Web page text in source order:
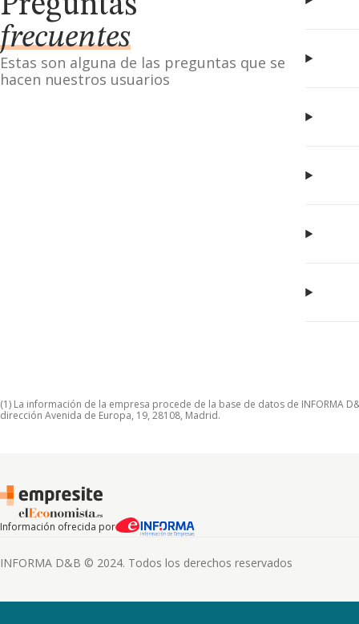
Preguntas
frecuentes
Estas son alguna de las preguntas que se
hacen nuestros usuarios
(1) La información de la empresa procede de la base de datos de INFORMA
dirección Avenida de Europa, 19, 28108, Madrid.
Información ofrecida por
INFORMA D&B © 2024. Todos los derechos reservados